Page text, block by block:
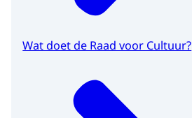
Wat doet de Raad voor Cultuur?